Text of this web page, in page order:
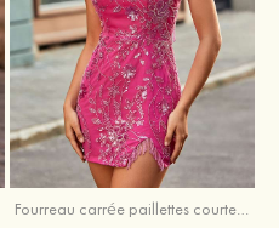
Fourreau carrée paillettes courte/mini robe de fête de la rentrée